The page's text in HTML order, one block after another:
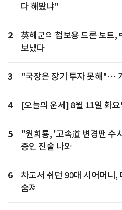
다 해봤냐"
2
英해군의 첩보용 드론 보트,
보냈다
3 "국장은 장기 투자 못해"…
4 [오늘의 운세] 8월 11일 화
5
"원희룡, '고속道 변경땐 수
증인 진술 나와
6
차고서 쉬던 90대 시어머니,
숨져